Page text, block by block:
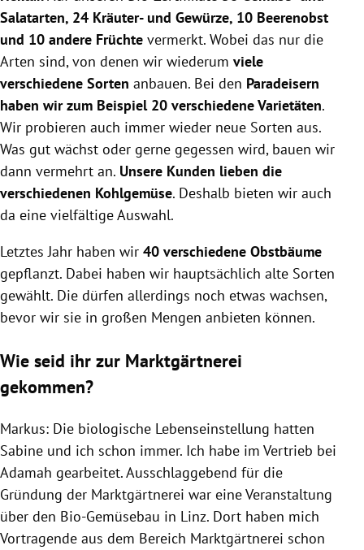
Salatarten, 24 Kräuter- und Gewürze, 10 Beerenobst
und 10 andere Früchte vermerkt. Wobei das nur die
Arten sind, von denen wir wiederum viele
verschiedene Sorten anbauen. Bei den Paradeisern
haben wir zum Beispiel 20 verschiedene Varietäten.
Wir probieren auch immer wieder neue Sorten aus.
Was gut wächst oder gerne gegessen wird, bauen wir
dann vermehrt an. Unsere Kunden lieben die
verschiedenen Kohlgemüse. Deshalb bieten wir auch
da eine vielfältige Auswahl.
Letztes Jahr haben wir 40 verschiedene Obstbäume
gepflanzt. Dabei haben wir hauptsächlich alte Sorten
gewählt. Die dürfen allerdings noch etwas wachsen,
bevor wir sie in großen Mengen anbieten können.
Wie seid ihr zur Marktgärtnerei
gekommen?
Markus: Die biologische Lebenseinstellung hatten
Sabine und ich schon immer. Ich habe im Vertrieb bei
Adamah gearbeitet. Ausschlaggebend für die
Gründung der Marktgärtnerei war eine Veranstaltung
über den Bio-Gemüsebau in Linz. Dort haben mich
Vortragende aus dem Bereich Marktgärtnerei schon